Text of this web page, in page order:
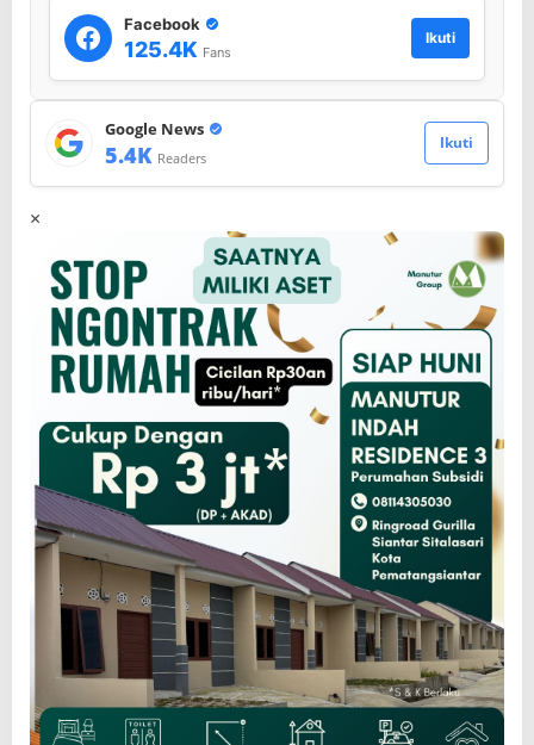
Facebook
125.4K Fans
Ikuti
Google News
5.4K Readers
Ikuti
×